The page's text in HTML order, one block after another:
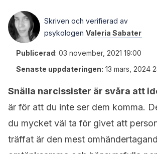
Skriven och verifierad av
psykologen Valeria Sabater
Publicerad: 03 november, 2021 19:00
Senaste uppdateringen: 13 mars, 2024
Snälla narcissister är svåra att
är för att du inte ser dem komma.
du mycket väl ta för givet att
träffat är den mest